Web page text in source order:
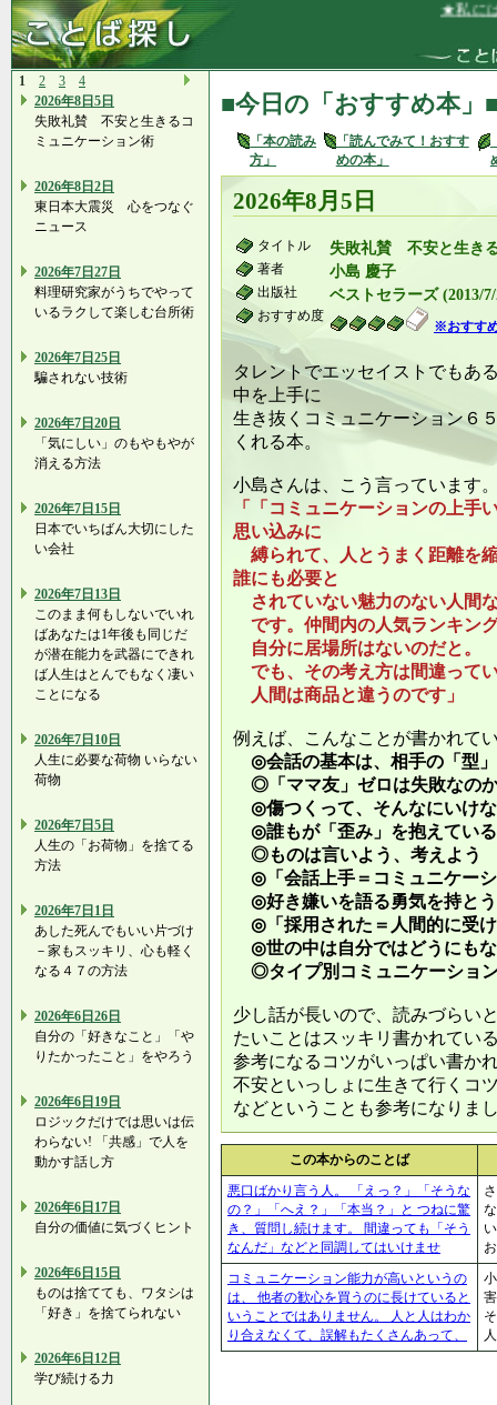
★私には、
1 2 3
4
2026年8日5日
失敗礼賛 不安と生きるコ
ミュニケーション術
2026年8日2日
東日本大震災 心をつなぐ
ニュース
2026年7日27日
料理研究家がうちでやって
いるラクして楽しむ台所術
2026年7日25日
騙されない技術
2026年7日20日
「気にしい」のもやもやが
消える方法
2026年7日15日
日本でいちばん大切にした
い会社
2026年7日13日
このまま何もしないでいれ
ばあなたは1年後も同じだ
が潜在能力を武器にできれ
ば人生はとんでもなく凄い
ことになる
2026年7日10日
人生に必要な荷物 いらない
荷物
2026年7日5日
人生の「お荷物」を捨てる
方法
2026年7日1日
あした死んでもいい片づけ
－家もスッキリ、心も軽く
なる４７の方法
2026年6日26日
自分の「好きなこと」「や
りたかったこと」をやろう
2026年6日19日
ロジックだけでは思いは伝
わらない! 「共感」で人を
動かす話し方
2026年6日17日
自分の価値に気づくヒント
2026年6日15日
ものは捨てても、ワタシは
「好き」を捨てられない
2026年6日12日
学び続ける力
■今日の「おすすめ本」
「本の読み
方」
「読んでみて！おすす
めの本」
2026年8月5日
タイトル 失敗礼賛 不安と生き
著者 小島 慶子
出版社 ベストセラーズ (2013/
おすすめ度
※おすす
タレントでエッセイストでもあ
中を上手に
生き抜くコミュニケーション６
くれる本。
小島さんは、こう言っています
「「コミュニケーションの上手
思い込みに
縛られて、人とうまく距離を
誰にも必要と
されていない魅力のない人間
です。仲間内の人気ランキン
自分に居場所はないのだと。
でも、その考え方は間違って
人間は商品と違うのです」
例えば、こんなことが書かれて
◎会話の基本は、相手の「型
◎「ママ友」ゼロは失敗なの
◎傷つくって、そんなにいけ
◎誰もが「歪み」を抱えている
◎ものは言いよう、考えよう
◎「会話上手＝コミュニケー
◎好き嫌いを語る勇気を持とう
◎「採用された＝人間的に受
◎世の中は自分ではどうにも
◎タイプ別コミュニケーショ
少し話が長いので、読みづらい
たいことはスッキリ書かれてい
参考になるコツがいっぱい書か
不安といっしょに生きて行くコ
などということも参考になりま
この本からのことば
悪口ばかり言う人。 「えっ？」「そうな
の？」「へえ？」「本当？」と つねに驚
き、質問し続けます。 間違っても「そう
なんだ」などと同調してはいけませ
コミュニケーション能力が高いというの
は、 他者の歓心を買うのに長けていると
いうことではありません。 人と人はわか
り合えなくて、誤解もたくさんあって、